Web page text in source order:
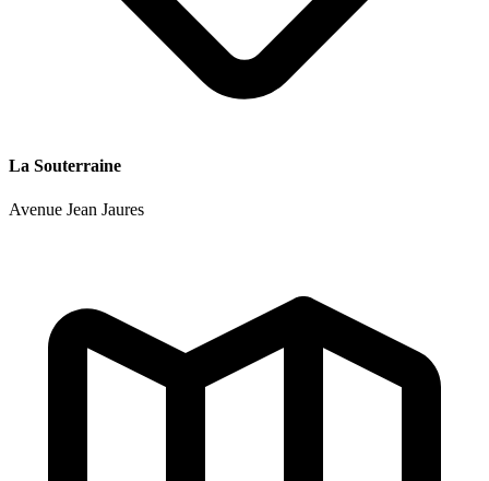
La Souterraine
Avenue Jean Jaures